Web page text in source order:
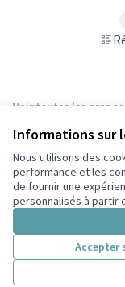
Informations sur
Nous utilisons des
performance et les
de fournir une
personnalisés à partir
Accepter
Voir toutes les
Conditions d'utilisation
Paramètres des
Participez Villeurbanne
(Lien externe)
ParticipezParticipez
(Lien
Site réalisé grâce au